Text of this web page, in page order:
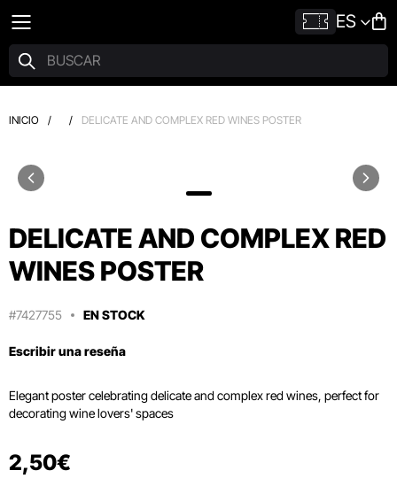
ES
INICIO / / DELICATE AND COMPLEX RED WINES POSTER
DELICATE AND COMPLEX RED
WINES POSTER
#7427755 EN STOCK
Escribir una reseña
Elegant poster celebrating delicate and complex red wines, perfect for
decorating wine lovers' spaces
2,50€